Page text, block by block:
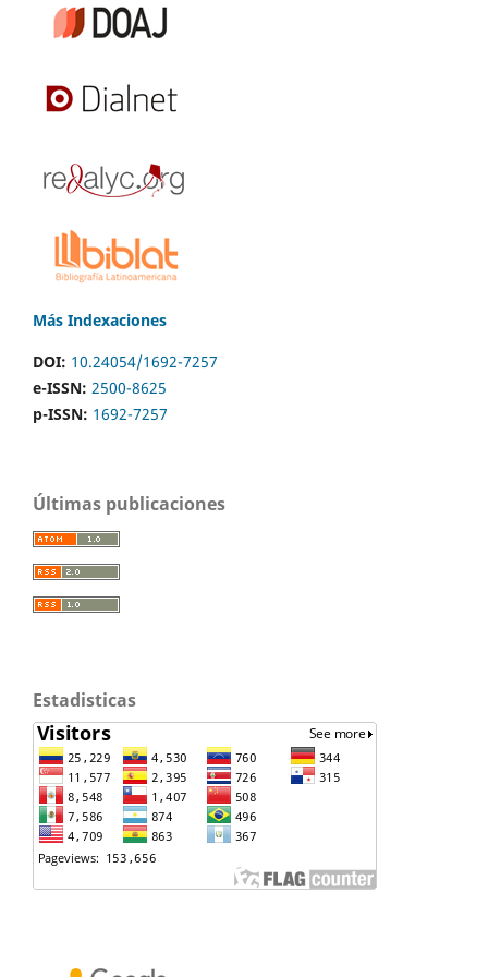
Más Indexaciones
DOI: 10.24054/1692-7257
e-ISSN: 2500-8625
p-ISSN: 1692-7257
Últimas publicaciones
Estadisticas